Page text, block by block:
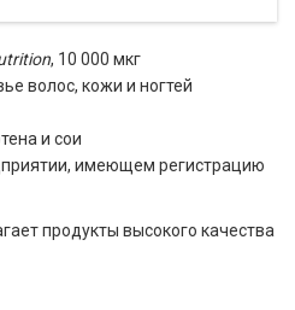
, 10 000 мкг
волос, кожи и ногтей
и сои
имеющем регистрацию
продукты высокого качества